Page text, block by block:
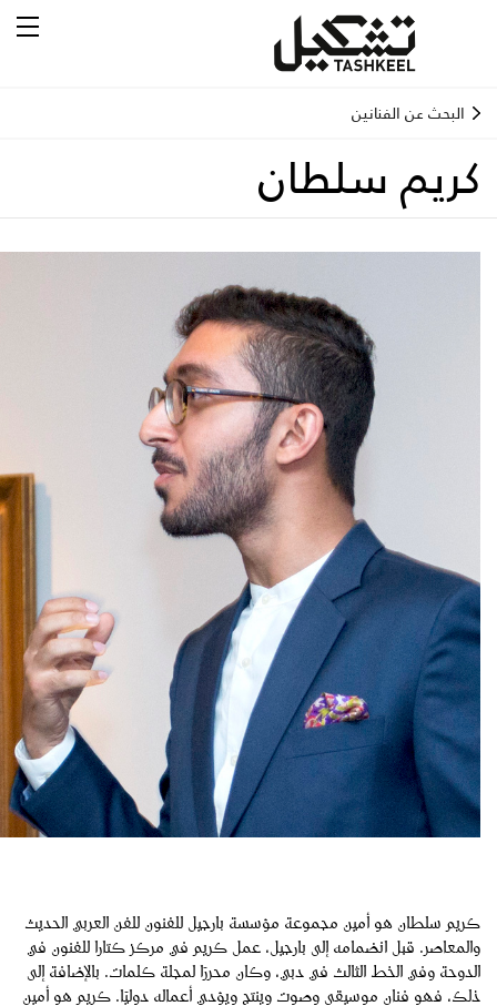
البحث عن الفنانين
كريم سلطان
كريم سلطان هو أمين مجموعة مؤسسة بارجيل للفنون للفن العربي الحديث
والمعاصر. قبل انضمامه إلى بارجيل، عمل كريم في مركز كتارا للفنون في
الدوحة وفي الخط الثالث في دبي، وكان محررًا لمجلة كلمات. بالإضافة إلى
ذلك، فهو فنان موسيقى وصوت وينتج ويؤدي أعماله دوليًا. كريم هو أمين